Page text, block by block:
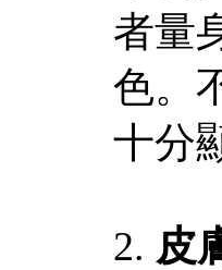
者量
色。
十分
2. 皮